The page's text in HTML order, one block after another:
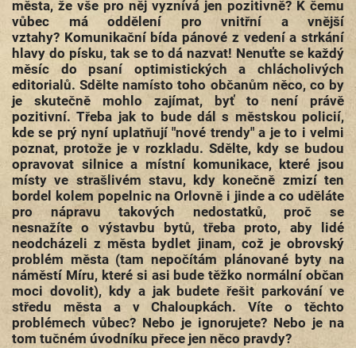
města, že vše pro něj vyznívá jen pozitivně? K čemu
vůbec má oddělení pro vnitřní a vnější
vztahy? Komunikační bída pánové z vedení a strkání
hlavy do písku, tak se to dá nazvat! Nenuťte se každý
měsíc do psaní optimistických a chlácholivých
editorialů. Sdělte namísto toho občanům něco, co by
je skutečně mohlo zajímat, byť to není právě
pozitivní. Třeba jak to bude dál s městskou policií,
kde se prý nyní uplatňují "nové trendy" a je to i velmi
poznat, protože je v rozkladu. Sdělte, kdy se budou
opravovat silnice a místní komunikace, které jsou
místy ve strašlivém stavu, kdy konečně zmizí ten
bordel kolem popelnic na Orlovně i jinde a co uděláte
pro nápravu takových nedostatků, proč se
nesnažíte o výstavbu bytů, třeba proto, aby lidé
neodcházeli z města bydlet jinam, což je obrovský
problém města (tam nepočítám plánované byty na
náměstí Míru, které si asi bude těžko normální občan
moci dovolit), kdy a jak budete řešit parkování ve
středu města a v Chaloupkách. Víte o těchto
problémech vůbec? Nebo je ignorujete? Nebo je na
tom tučném úvodníku přece jen něco pravdy?